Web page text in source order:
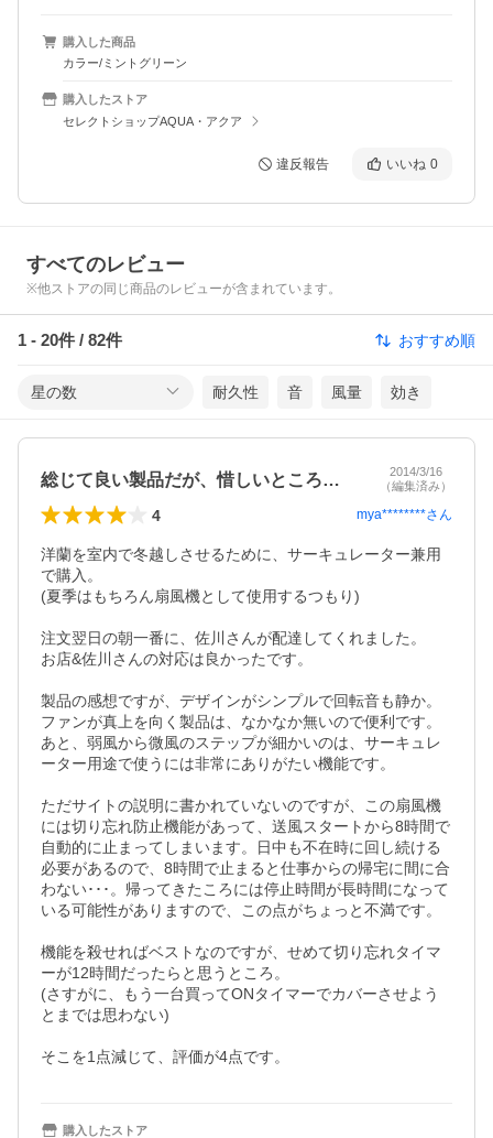
購入した商品
カラー/ミントグリーン
購入したストア
セレクトショップAQUA・アクア
違反報告 いいね 0
すべてのレビュー
※他ストアの同じ商品のレビューが含まれています。
1 - 20件 / 82件 おすすめ順
星の数 耐久性 音 風量 効き
総じて良い製品だが、惜しいところもあり
2014/3/16
（編集済み）
4 mya********さん
洋蘭を室内で冬越しさせるために、サーキュレーター兼用
で購入。
(夏季はもちろん扇風機として使用するつもり)
注文翌日の朝一番に、佐川さんが配達してくれました。
お店&佐川さんの対応は良かったです。
製品の感想ですが、デザインがシンプルで回転音も静か。
ファンが真上を向く製品は、なかなか無いので便利です。
あと、弱風から微風のステップが細かいのは、サーキュレ
ーター用途で使うには非常にありがたい機能です。
ただサイトの説明に書かれていないのですが、この扇風機
には切り忘れ防止機能があって、送風スタートから8時間で
自動的に止まってしまいます。日中も不在時に回し続ける
必要があるので、8時間で止まると仕事からの帰宅に間に合
わない･･･。帰ってきたころには停止時間が長時間になって
いる可能性がありますので、この点がちょっと不満です。
機能を殺せればベストなのですが、せめて切り忘れタイマ
ーが12時間だったらと思うところ。
(さすがに、もう一台買ってONタイマーでカバーさせよう
とまでは思わない)
そこを1点減じて、評価が4点です。
購入したストア